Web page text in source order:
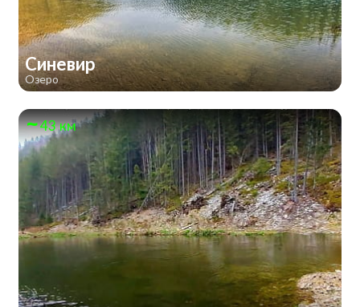
Синевир
Озеро
43 км